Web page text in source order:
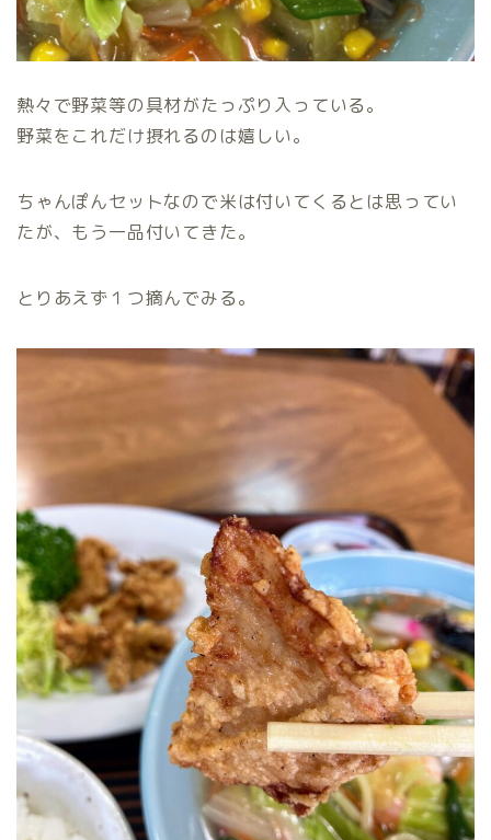
熱々で野菜等の具材がたっぷり入っている。
野菜をこれだけ摂れるのは嬉しい。
ちゃんぽんセットなので米は付いてくるとは思ってい
たが、もう一品付いてきた。
とりあえず１つ摘んでみる。